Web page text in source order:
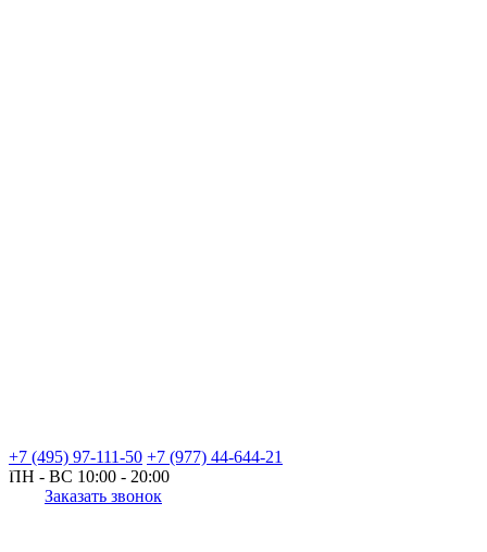
+7 (495) 97-111-50 +7 (977) 44-644-21
ПН - ВС 10:00 - 20:00
Заказать звонок